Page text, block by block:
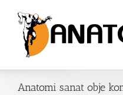
Anatomi sanat obje